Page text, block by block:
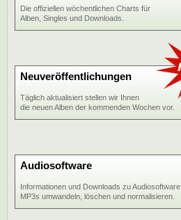
Die offiziellen wöchentlichen Charts für
Alben, Singles und Downloads.
Neuveröffentlichungen
Täglich aktualisiert stellen wir Ihnen
die neuen Alben der kommenden Wochen vor.
Audiosoftware
Informationen und Downloads zu Audiosoftware,
MP3s umwandeln, löschen und normalisieren.